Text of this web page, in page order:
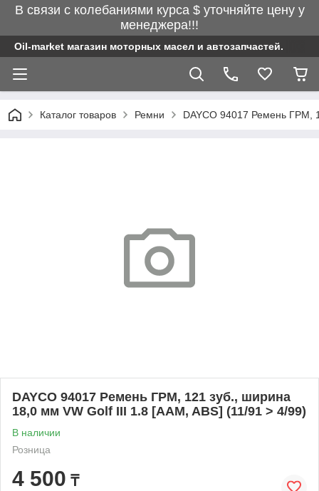
В связи с колебаниями курса $ уточняйте цену у
менеджера!!!
Oil-market магазин моторных масел и автозапчастей.
Каталог товаров Ремни DAYCO 94017 Ремень ГРМ,
DAYCO 94017 Ремень ГРМ, 121 зуб., ширина
18,0 мм VW Golf III 1.8 [AAM, ABS] (11/91 > 4/99)
В наличии
Розница
4 500 ₸